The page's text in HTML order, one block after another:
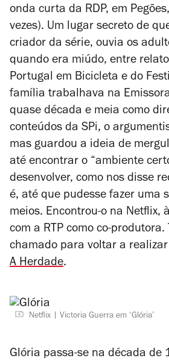
onda curta da RDP, em
vezes). Um lugar secreto de
criador da série, ouvia os
quando era miúdo, entre
Portugal em Bicicleta e do
família trabalhava na
quase década e meia como
conteúdos da SPi, o
mas guardou a ideia de
até encontrar o “ambiente
desenvolver, como nos disse
é, até que pudesse fazer uma
meios. Encontrou-o na Netflix,
com a RTP como co-produtora.
chamado para voltar a
A Herdade.
Netflix Victoria Guerra em ‘Glória’
Glória passa-se na década de